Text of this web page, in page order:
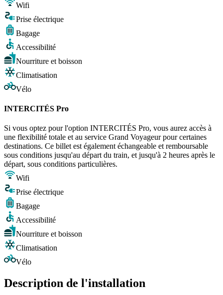
Wifi
Prise électrique
Bagage
Accessibilité
Nourriture et boisson
Climatisation
Vélo
INTERCITÉS Pro
Si vous optez pour l'option INTERCITÉS Pro, vous aurez accès à
une flexibilité totale et au service Grand Voyageur pour certaines
destinations. Ce billet est également échangeable et remboursable
sous conditions jusqu'au départ du train, et jusqu'à 2 heures après le
départ, sous conditions particulières.
Wifi
Prise électrique
Bagage
Accessibilité
Nourriture et boisson
Climatisation
Vélo
Description de l'installation